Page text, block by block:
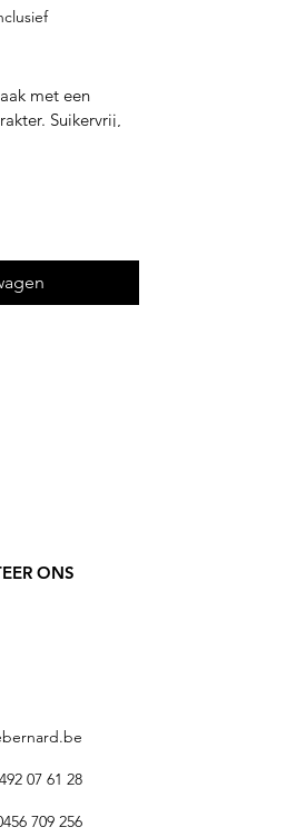
met een
Suikervrij,
oliën
suikers 0 g,
ONS
07 61 28
709 256